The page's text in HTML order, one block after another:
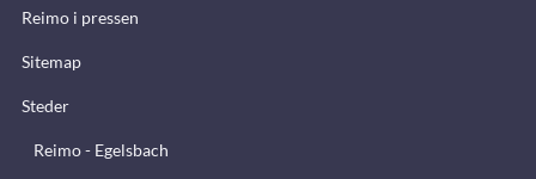
Reimo i pressen
Sitemap
Steder
Reimo - Egelsbach